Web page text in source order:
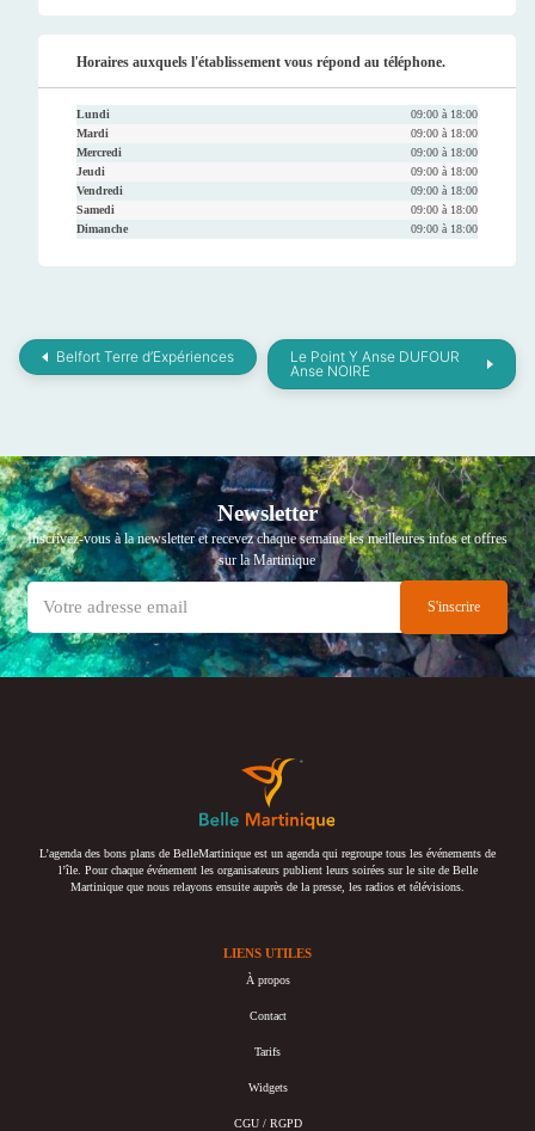
ook
er
be
ram
Horaires auxquels l'établissement vous répond au téléphone.
Lundi
09:00 à 18:00
Mardi
09:00 à 18:00
Mercredi
09:00 à 18:00
Jeudi
09:00 à 18:00
Vendredi
09:00 à 18:00
Samedi
09:00 à 18:00
Dimanche
09:00 à 18:00
Belfort Terre d’Expériences
Le Point Y Anse DUFOUR
Anse NOIRE
Newsletter
Inscrivez-vous à la newsletter et recevez chaque semaine les meilleures infos et offres
sur la Martinique
L’agenda des bons plans de BelleMartinique est un agenda qui regroupe tous les événements de
l’île. Pour chaque événement les organisateurs publient leurs soirées sur le site de Belle
Martinique que nous relayons ensuite auprès de la presse, les radios et télévisions.
LIENS UTILES
À propos
Contact
Tarifs
Widgets
CGU / RGPD